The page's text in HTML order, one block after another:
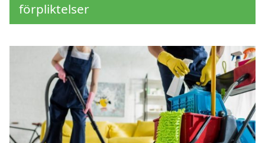
förpliktelser